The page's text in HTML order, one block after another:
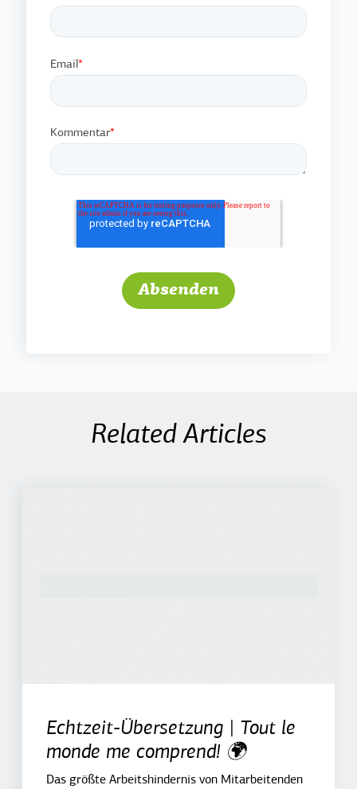
Email*
Kommentar*
Related Articles
Echtzeit-Übersetzung | Tout le
monde me comprend! 🌍
Das größte Arbeitshindernis von Mitarbeitenden